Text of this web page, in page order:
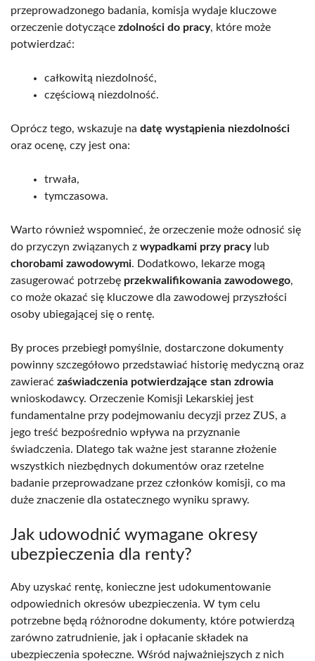
przeprowadzonego badania, komisja wydaje kluczowe
orzeczenie dotyczące zdolności do pracy, które może
potwierdzać:
całkowitą niezdolność,
częściową niezdolność.
Oprócz tego, wskazuje na datę wystąpienia niezdolności
oraz ocenę, czy jest ona:
trwała,
tymczasowa.
Warto również wspomnieć, że orzeczenie może odnosić się
do przyczyn związanych z wypadkami przy pracylub
chorobami zawodowymi. Dodatkowo, lekarze mogą
zasugerować potrzebę przekwalifikowania zawodowego,
co może okazać się kluczowe dla zawodowej przyszłości
osoby ubiegającej się o rentę.
By proces przebiegł pomyślnie, dostarczone dokumenty
powinny szczegółowo przedstawiać historię medyczną oraz
zawierać zaświadczenia potwierdzające stan zdrowia
wnioskodawcy. Orzeczenie Komisji Lekarskiej jest
fundamentalne przy podejmowaniu decyzji przez ZUS, a
jego treść bezpośrednio wpływa na przyznanie
świadczenia. Dlatego tak ważne jest staranne złożenie
wszystkich niezbędnych dokumentów oraz rzetelne
badanie przeprowadzane przez członków komisji, co ma
duże znaczenie dla ostatecznego wyniku sprawy.
Jak udowodnić wymagane okresy
ubezpieczenia dla renty?
Aby uzyskać rentę, konieczne jest udokumentowanie
odpowiednich okresów ubezpieczenia. W tym celu
potrzebne będą różnorodne dokumenty, które potwierdzą
zarówno zatrudnienie, jak i opłacanie składek na
ubezpieczenia społeczne. Wśród najważniejszych z nich